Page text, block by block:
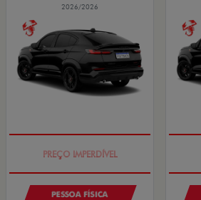
2026/2026
PESSOA FÍSICA